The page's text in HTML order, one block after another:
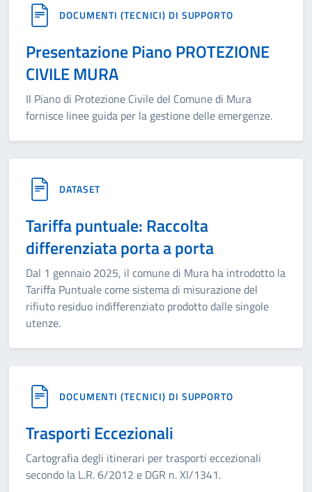
DOCUMENTI (TECNICI) DI SUPPORTO
Presentazione Piano PROTEZIONE
CIVILE MURA
Il Piano di Protezione Civile del Comune di Mura
fornisce linee guida per la gestione delle emergenze.
DATASET
Tariffa puntuale: Raccolta
differenziata porta a porta
Dal 1 gennaio 2025, il comune di Mura ha introdotto la
Tariffa Puntuale come sistema di misurazione del
rifiuto residuo indifferenziato prodotto dalle singole
utenze.
DOCUMENTI (TECNICI) DI SUPPORTO
Trasporti Eccezionali
Cartografia degli itinerari per trasporti eccezionali
secondo la L.R. 6/2012 e DGR n. XI/1341.